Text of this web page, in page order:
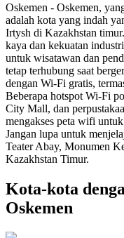
Oskemen - Oskemen,
adalah kota yang indah
Irtysh di Kazakhstan
kaya dan kekuatan
untuk wisatawan dan
tetap terhubung saat
dengan Wi-Fi gratis,
Beberapa hotspot Wi-Fi
City Mall, dan
mengakses peta wifi
Jangan lupa untuk
Teater Abay, Monumen
Kazakhstan Timur.
Kota-kota
Oskemen